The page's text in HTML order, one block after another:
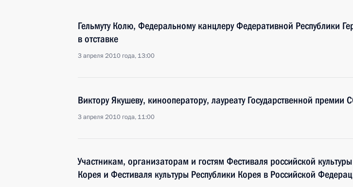
Гельмуту Колю, Федеральному канцлеру Федеративной Республики
в отставке
3 апреля 2010 года, 13:00
Виктору Якушеву, кинооператору, лауреату Государственной премии
3 апреля 2010 года, 11:00
Участникам, организаторам и гостям Фестиваля российской
Корея и Фестиваля культуры Республики Корея в Российской